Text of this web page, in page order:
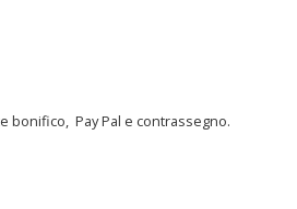
bonifico, Pay Pal e contrassegno.